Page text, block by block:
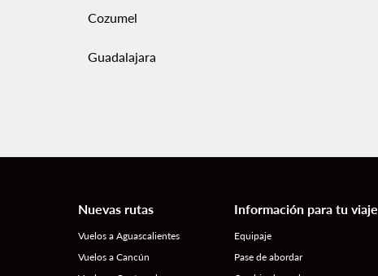
Cozumel
Guadalajara
Nuevas rutas
Vuelos a Aguascalientes
Vuelos a Cancún
Información para tu viaje
Equipaje
Pase de abordar